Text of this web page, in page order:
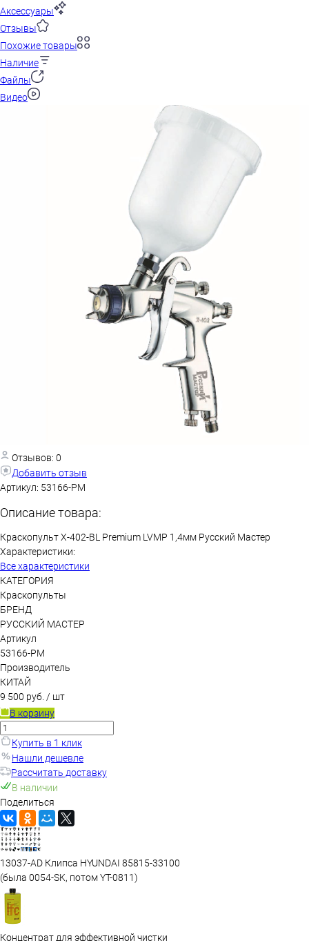
Аксессуары
Отзывы
Похожие товары
Наличие
Файлы
Видео
Отзывов: 0
Добавить отзыв
Артикул: 53166-РМ
Описание товара:
Краскопульт X-402-BL Premium LVMP 1,4мм Русский Мастер
Характеристики:
Все характеристики
КАТЕГОРИЯ
Краскопульты
БРЕНД
РУССКИЙ МАСТЕР
Артикул
53166-РМ
Производитель
КИТАЙ
9 500 руб. / шт
В корзину
Купить в 1 клик
Нашли дешевле
Рассчитать доставку
В наличии
Поделиться
13037-AD Клипса HYUNDAI 85815-33100
(была 0054-SK, потом YT-0811)
Концентрат для эффективной чистки